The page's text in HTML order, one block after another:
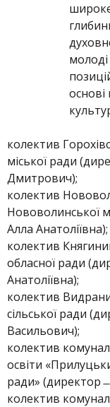
основі
колектив
міської ради
Дмитрович);
колектив
Нововолинської
Алла Анатоліївна);
колектив
обласної ради
Анатоліївна);
колектив
сільської ради
Васильович);
колектив
освіти
ради» (директор
колектив